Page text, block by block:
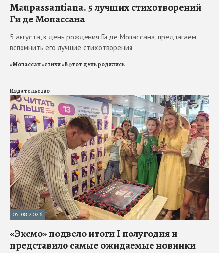
Maupassantiana. 5 лучших стихотворений
Ги де Мопассана
5 августа, в день рождения Ги де Мопассана, предлагаем
вспомнить его лучшие стихотворения
#Мопассан#стихи#В этот день родились
Издательство
05.08.2026
«Эксмо» подвело итоги I полугодия и
представило самые ожидаемые новинки